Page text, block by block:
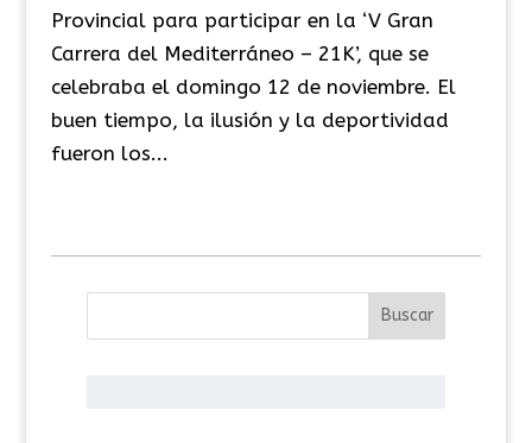
Provincial para participar en la ‘V Gran
Carrera del Mediterráneo – 21K’, que se
celebraba el domingo 12 de noviembre. El
buen tiempo, la ilusión y la deportividad
fueron los...